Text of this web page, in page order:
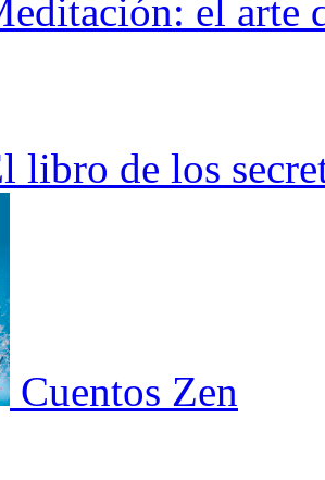
el arte
libro de los
Cuentos Zen